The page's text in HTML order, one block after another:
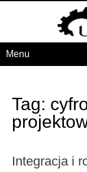
Menu
Tag:
Integracja i